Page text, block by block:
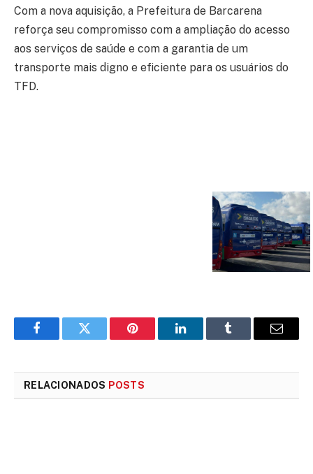
Com a nova aquisição, a Prefeitura de Barcarena
reforça seu compromisso com a ampliação do acesso
aos serviços de saúde e com a garantia de um
transporte mais digno e eficiente para os usuários do
TFD.
FacebookTwitter Pinterest LinkedInTumblr
E-
RELACIONADOS POSTS